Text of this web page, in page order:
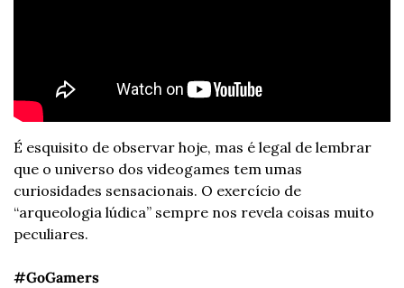
É esquisito de observar hoje, mas é legal de lembrar
que o universo dos videogames tem umas
curiosidades sensacionais. O exercício de
“arqueologia lúdica” sempre nos revela coisas muito
peculiares.
#GoGamers